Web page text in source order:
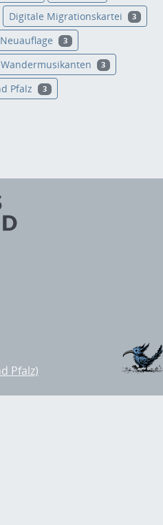
Digitale Migrationskartei 3
Neuauflage 3
Wandermusikanten 3
Pfalz 3
Pfalz)